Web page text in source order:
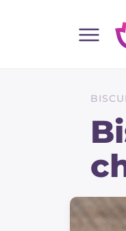
Toutes les recettes
Plats principaux